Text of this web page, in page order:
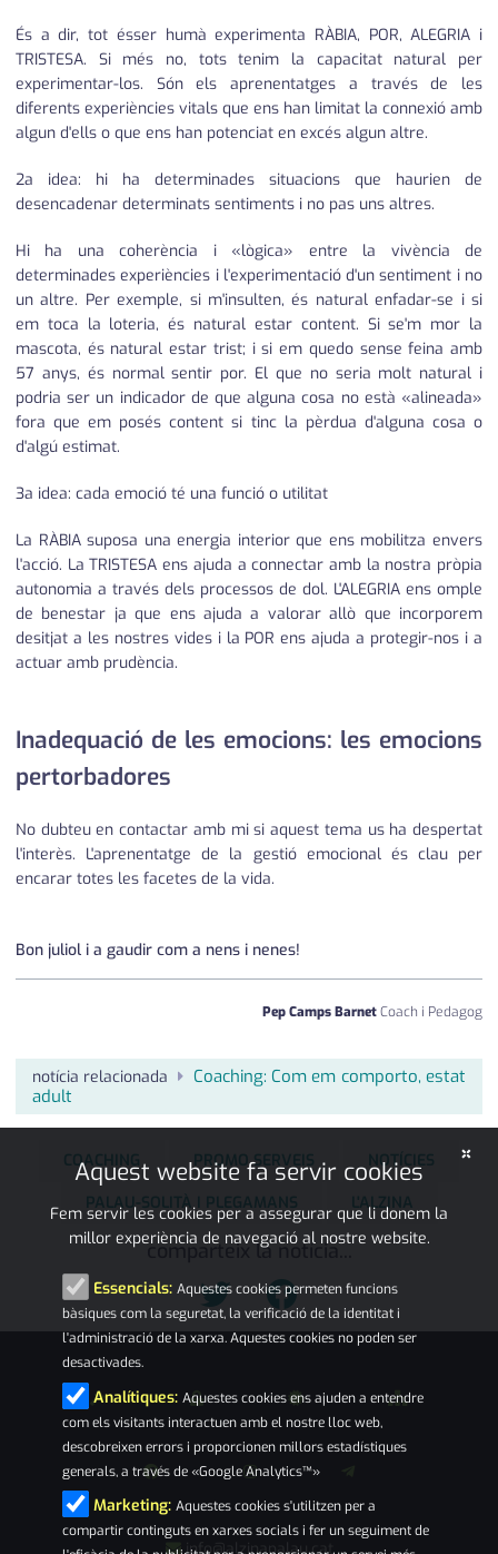
És a dir, tot ésser humà experimenta RÀBIA, POR, ALEGRIA i
TRISTESA. Si més no, tots tenim la capacitat natural per
experimentar-los. Són els aprenentatges a través de les
diferents experiències vitals que ens han limitat la connexió amb
algun d'ells o que ens han potenciat en excés algun altre.
2a idea: hi ha determinades situacions que haurien de
desencadenar determinats sentiments i no pas uns altres.
Hi ha una coherència i «lògica» entre la vivència de
determinades experiències i l'experimentació d'un sentiment i no
un altre. Per exemple, si m'insulten, és natural enfadar-se i si
em toca la loteria, és natural estar content. Si se'm mor la
mascota, és natural estar trist; i si em quedo sense feina amb
57 anys, és normal sentir por. El que no seria molt natural i
podria ser un indicador de que alguna cosa no està «alineada»
fora que em posés content si tinc la pèrdua d'alguna cosa o
d'algú estimat.
3a idea: cada emoció té una funció o utilitat
La RÀBIA suposa una energia interior que ens mobilitza envers
l'acció. La TRISTESA ens ajuda a connectar amb la nostra pròpia
autonomia a través dels processos de dol. L'ALEGRIA ens omple
de benestar ja que ens ajuda a valorar allò que incorporem
desitjat a les nostres vides i la POR ens ajuda a protegir-nos i a
actuar amb prudència.
Inadequació de les emocions: les emocions
pertorbadores
No dubteu en contactar amb mi si aquest tema us ha despertat
l'interès. L'aprenentatge de la gestió emocional és clau per
encarar totes les facetes de la vida.
Bon juliol i a gaudir com a nens i nenes!
Pep Camps BarnetCoach i Pedagog
notícia relacionada
Coaching: Com em comporto, estat
adult
COACHING PROMO SERVEIS
NOTÍCIES
PALAU-SOLITÀ I PLEGAMANS
L'ALZINA
comparteix la notícia...
info@alzinapalau.cat
×
Aquest website fa servir cookies
Fem servir les cookies per a assegurar que li donem la
millor experiència de navegació al nostre website.
Essencials: Aquestes cookies permeten funcions
bàsiques com la seguretat, la verificació de la identitat i
l'administració de la xarxa. Aquestes cookies no poden ser
desactivades.
Analítiques: Aquestes cookies ens ajuden a entendre
com els visitants interactuen amb el nostre lloc web,
descobreixen errors i proporcionen millors estadístiques
generals, a través de «Google Analytics™»
Marketing: Aquestes cookies s'utilitzen per a
compartir continguts en xarxes socials i fer un seguiment de